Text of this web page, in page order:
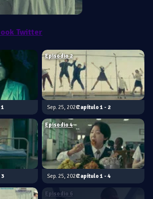
Twitter
1 1 - 2
Episodio 2
Sep. 25, 2020
3 1 - 4
Episodio 4
Sep. 25, 2020
Episodio 6